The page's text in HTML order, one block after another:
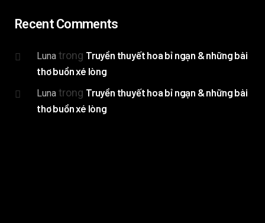
Recent Comments
Luna trong Truyền thuyết hoa bỉ ngạn & những bài
thơ buồn xé lòng
Luna trong Truyền thuyết hoa bỉ ngạn & những bài
thơ buồn xé lòng